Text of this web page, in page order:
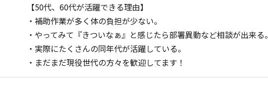
【50代、60代が活躍できる理由】
・補助作業が多く体の負担が少ない。
・やってみて『きついなぁ』と感じたら部署異動など相談が出来る。
・実際にたくさんの同年代が活躍している。
・まだまだ現役世代の方々を歓迎してます！